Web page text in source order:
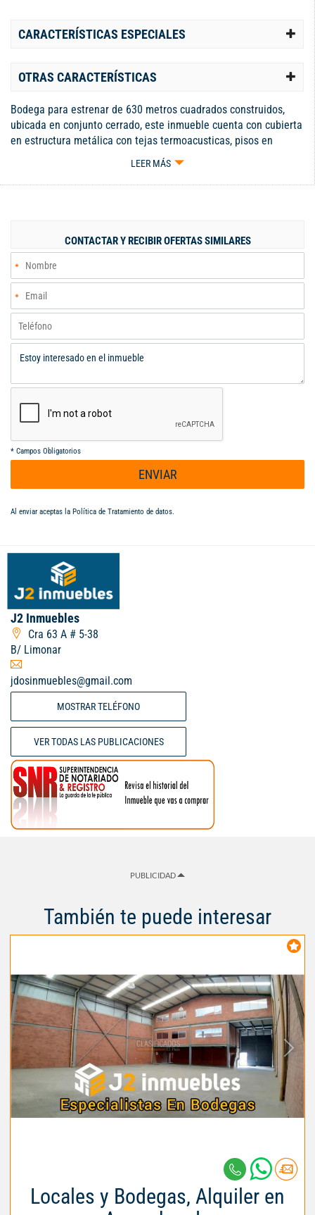
CARACTERÍSTICAS ESPECIALES
OTRAS CARACTERÍSTICAS
Bodega para estrenar de 630 metros cuadrados construidos,
ubicada en conjunto cerrado, este inmueble cuenta con cubierta
en estructura metálica con tejas termoacusticas, pisos en
concreto afinado para trafico pesado con capacidad de 4.000
acceso para vehículos de carga pesada, transformador propio
con portería 24 horas, circuito cerrado de Tv, amplias vías
internas. Informes: J2 Inmuebles 311 7322454 Juan José
Ospina (El Especialista en Bodegas y Locales) contamos con el
mejor y mas variado inventario de bodegas del mercado (Cali,
Yumbo, Palmira, Buga, Buenaventura) pregunte por nuestros
sistema de Búsqueda selectiva sin costo alguno para nuestros
clientes (Ahorre Tiempo y Dinero)
LEER MÁS
CONTACTAR Y RECIBIR OFERTAS SIMILARES
* Campos Obligatorios
ENVIAR
Al enviar aceptas la Política de Tratamiento de datos.
J2 Inmuebles
Cra 63 A # 5-38
B/ Limonar
jdosinmuebles@gmail.com
MOSTRAR TELÉFONO
VER TODAS LAS PUBLICACIONES
PUBLICIDAD
También te puede interesar
Locales y Bodegas, Alquiler en